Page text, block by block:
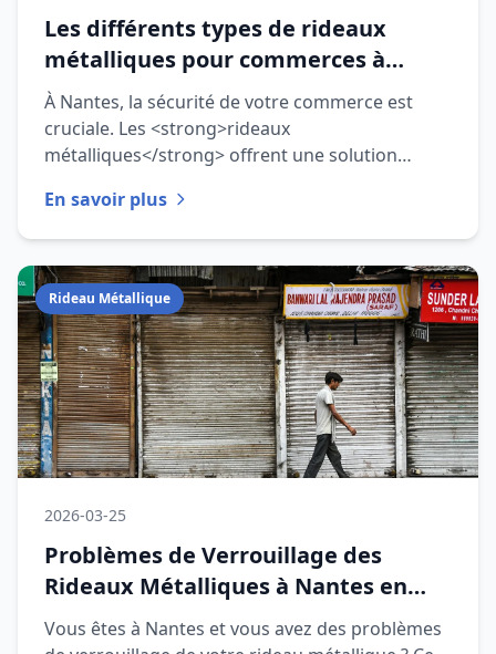
Les différents types de rideaux
métalliques pour commerces à
Nantes en 2026
À Nantes, la sécurité de votre commerce est
cruciale. Les <strong>rideaux
métalliques</strong> offrent une solution
En savoir plus
Rideau Métallique
2026-03-25
Problèmes de Verrouillage des
Rideaux Métalliques à Nantes en
2026
Vous êtes à Nantes et vous avez des problèmes